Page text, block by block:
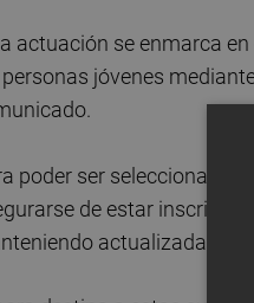
actuación se enmarca
personas jóvenes
poder ser seleccionada
de estar inscritas
actualizada su